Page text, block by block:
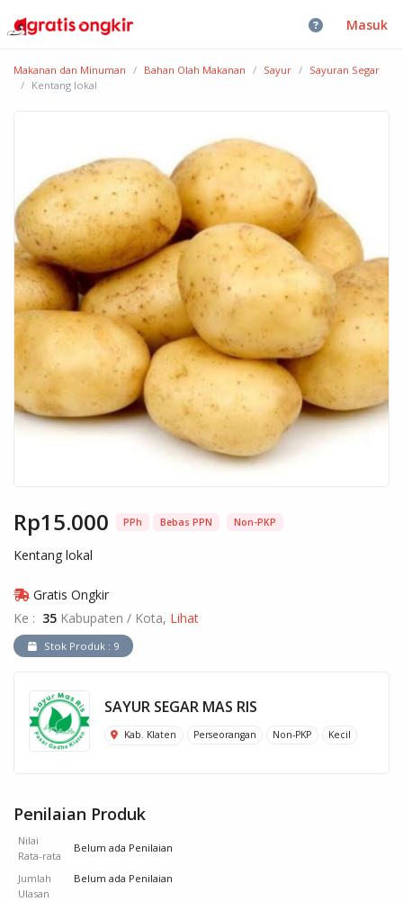
Masuk
Makanan dan Minuman Bahan Olah Makanan Sayur
Sayuran Segar
Kentang lokal
Rp15.000 PPh Bebas PPN Non-PKP
Kentang lokal
Gratis Ongkir
Ke : 35 Kabupaten / Kota, Lihat
Stok Produk : 9
SAYUR SEGAR MAS RIS
Kab. Klaten Perseorangan Non-PKP Kecil
Penilaian Produk
Nilai
Rata-rata
Belum ada Penilaian
Jumlah
Ulasan
Belum ada Penilaian